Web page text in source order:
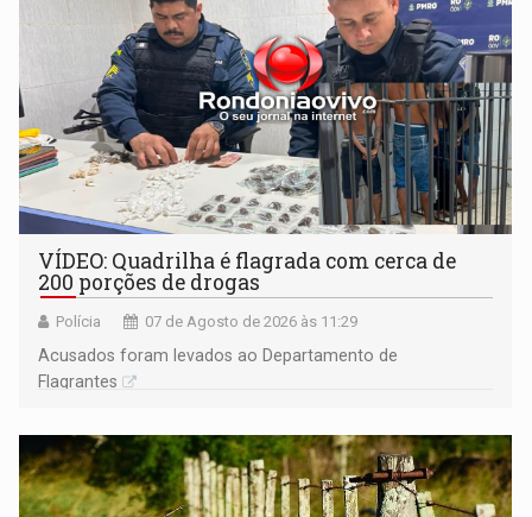
VÍDEO: Quadrilha é flagrada com cerca de
200 porções de drogas
Polícia 07 de Agosto de 2026 às 11:29
Acusados foram levados ao Departamento de
Flagrantes